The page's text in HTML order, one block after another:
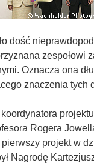
dość
zespołowi
Oznacza ona
znaczenia tych
Rogera
projekt w
Nagrodę